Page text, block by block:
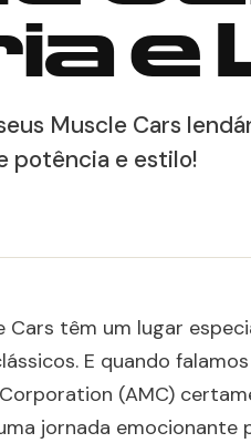
e
Muscle Cars
potência e estilo!
Cars têm um lugar
E quando
(AMC)
jornada emocionante